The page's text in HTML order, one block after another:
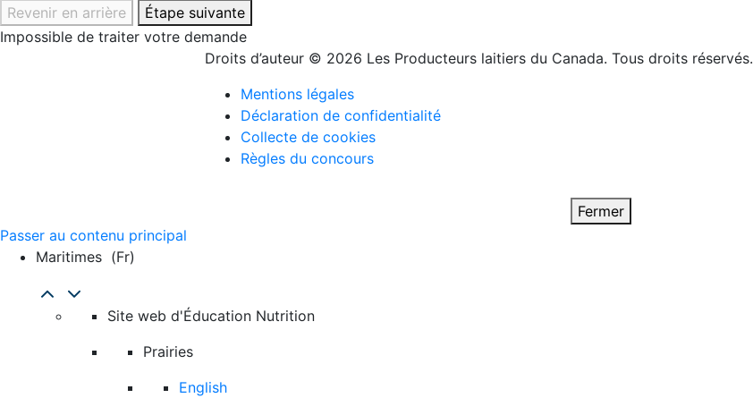
Revenir en arrière
Étape suivante
Impossible de traiter votre demande
Droits d’auteur © 2026 Les Producteurs laitiers du Canada. Tous droits réservés.
Mentions légales
Déclaration de confidentialité
Collecte de cookies
Règles du concours
Fermer
Passer au contenu principal
Maritimes (fr)
Site web d'Éducation Nutrition
Prairies
English